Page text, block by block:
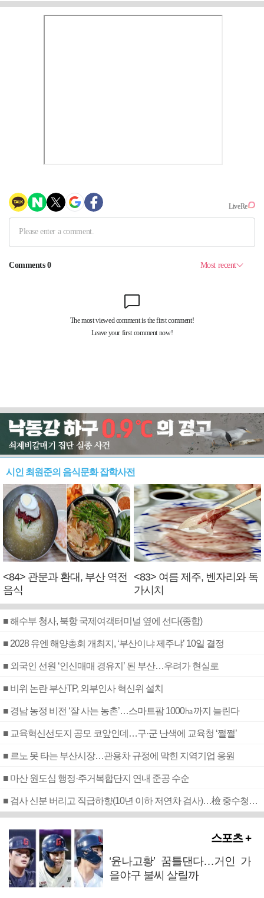
시인 최원준의 음식문화 잡학사전
<84> 관문과 환대, 부산 역전
음식
<83> 여름 제주, 벤자리와 독
가시치
■ 해수부 청사, 북항 국제여객터미널 옆에 선다(종합)
■ 2028 유엔 해양총회 개최지, ‘부산이냐 제주냐’ 10일 결정
■ 외국인 선원 ‘인신매매 경유지’ 된 부산…우려가 현실로
■ 비위 논란 부산TP, 외부인사 혁신위 설치
■ 경남 농정 비전 ‘잘 사는 농촌’…스마트팜 1000㏊까지 늘린다
■ 교육혁신선도지 공모 코앞인데…구·군 난색에 교육청 ‘쩔쩔’
■ 르노 못 타는 부산시장…관용차 규정에 막힌 지역기업 응원
■ 마산 원도심 행정·주거복합단지 연내 준공 수순
■ 검사 신분 버리고 직급하향(10년 이하 저연차 검사)…檢 중수청행 기피
스포츠 +
‘윤나고황’ 꿈틀댄다…거인 가
을야구 불씨 살릴까